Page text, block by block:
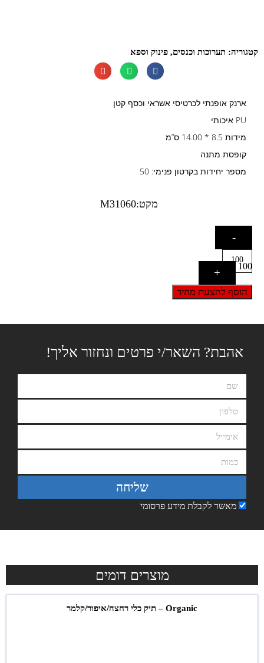
קטגוריה: תערוכות וכנסים, פינוק וספא
ארנק אופנתי לכרטיסי אשראי וכסף קטן
PU איכותי
מידות 8.5 * 14.00 ס”מ
קופסת מתנה
מספר יחידות בקרטון פנימי: 50
מקט:M31060
-
100
+
הוסף להצעת מחיר
אהבת? השאר/י פרטים ונחזור אליך!
מאשר לקבלת מידע פרסומי
שליחה
מוצרים דומים
Organic – תיק כלי רחצה/איפור/קלמר